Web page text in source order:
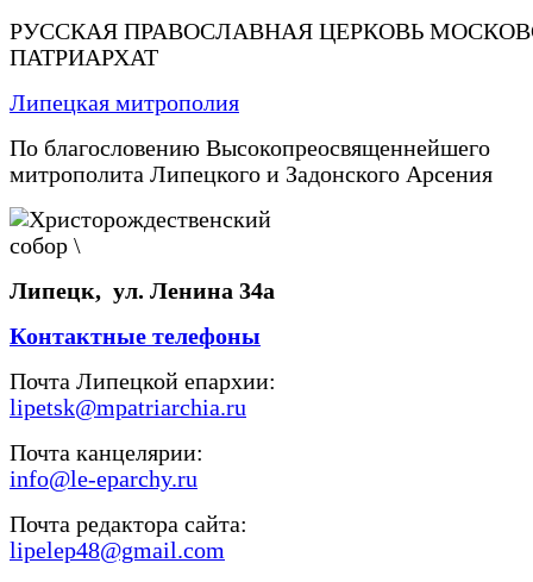
РУССКАЯ ПРАВОСЛАВНАЯ ЦЕРКОВЬ
ПАТРИАРХАТ
Липецкая митрополия
По благословению Высокопреосвященнейшего
митрополита Липецкого и Задонского Арсения
Липецк, ул. Ленина 34а
Контактные телефоны
Почта Липецкой епархии:
lipetsk@mpatriarchia.ru
Почта канцелярии:
info@le-eparchy.ru
Почта редактора сайта:
lipelep48@gmail.com